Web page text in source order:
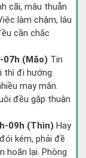
cãi, mâu thuẫn
làm chậm, lâu
cần chắc
07h (Mão) Tin
thì đi hướng
may mắn.
đều gặp thuận
09h (Thìn) Hay
kém, phải đề
hoãn lại. Phòng